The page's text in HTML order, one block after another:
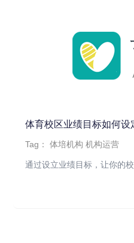
体育校区业绩目标如何设
Tag：体培机构 机构运营
通过设立业绩目标，让你的